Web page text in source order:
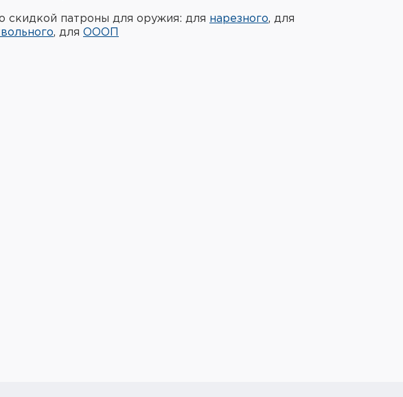
скидкой патроны для оружия: для нарезного, для
, для ОООП